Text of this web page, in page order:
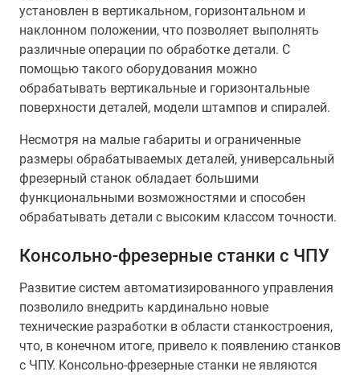
установлен в вертикальном, горизонтальном и
наклонном положении, что позволяет выполнять
различные операции по обработке детали. С
помощью такого оборудования можно
обрабатывать вертикальные и горизонтальные
поверхности деталей, модели штампов и спиралей.
Несмотря на малые габариты и ограниченные
размеры обрабатываемых деталей, универсальный
фрезерный станок обладает большими
функциональными возможностями и способен
обрабатывать детали с высоким классом точности.
Консольно-фрезерные станки с ЧПУ
Развитие систем автоматизированного управления
позволило внедрить кардинально новые
технические разработки в области станкостроения,
что, в конечном итоге, привело к появлению станков
с ЧПУ. Консольно-фрезерные станки не являются